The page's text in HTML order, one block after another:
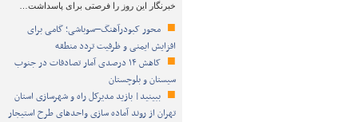
خبرنگار این روز را فرصتی برای پاسداشت…
محور کبودرآهنگ–سوباشی؛ گامی برای
افزایش ایمنی و ظرفیت تردد منطقه
کاهش ۱۴ درصدی آمار تصادفات در جنوب
سیستان و بلوچستان
ببینید| بازید مدیرکل راه و شهرسازی استان
تهران از روند آماده سازی واحدهای طرح استیجار